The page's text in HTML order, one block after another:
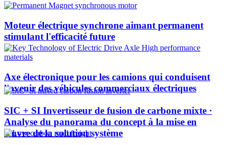
Moteur électrique synchrone aimant permanent
stimulant l'efficacité future
Axe électronique pour les camions qui conduisent
l'avenir des véhicules commerciaux électriques
SIC + SI Invertisseur de fusion de carbone mixte ·
Analyse du panorama du concept à la mise en
œuvre de la solution système